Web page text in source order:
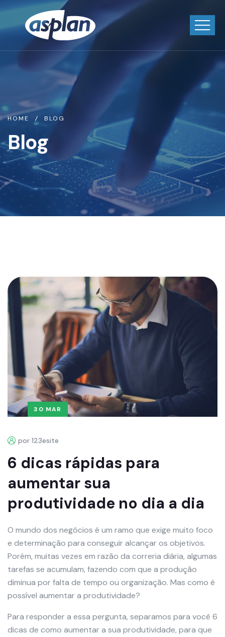
HOME BLOG
Blog
30 MAR
por 123esite
6 dicas rápidas para
aumentar sua
produtividade no dia a dia
O mundo dos negócios é um ramo que exige muito foco
e determinação para conseguir alcançar os objetivos.
Porém, muitas vezes em razão da correria diária, algumas
tarefas se acumulam, fazendo com que a produção
diminua por falta de tempo ou organização. Mas como é
possível aumentar a produtividade?
Para responder a essa pergunta, separamos para você 6
dicas de como aumentar a sua produtividade, para que